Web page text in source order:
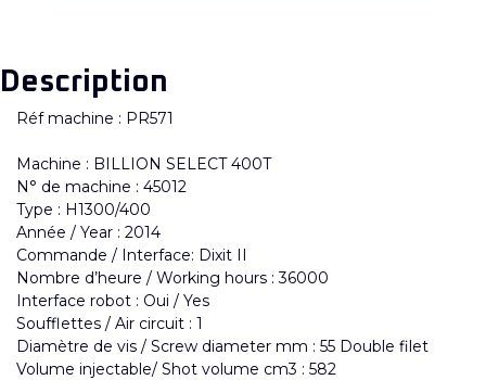
Description
Réf machine : PR571
Machine : BILLION SELECT 400T
N° de machine : 45012
Type : H1300/400
Année / Year : 2014
Commande / Interface: Dixit II
Nombre d’heure / Working hours : 36000
Interface robot : Oui / Yes
Soufflettes / Air circuit : 1
Diamètre de vis / Screw diameter mm : 55 Double filet
Volume injectable/ Shot volume cm3 : 582